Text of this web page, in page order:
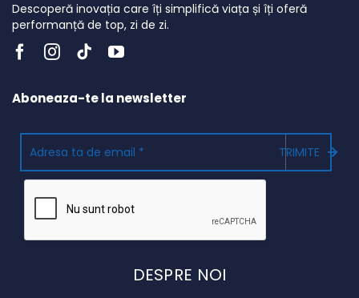
Descoperă inovația care îți simplifică viața și îți oferă
performanță de top, zi de zi.
Aboneaza-te la newsletter
TRIMITE
DESPRE NOI